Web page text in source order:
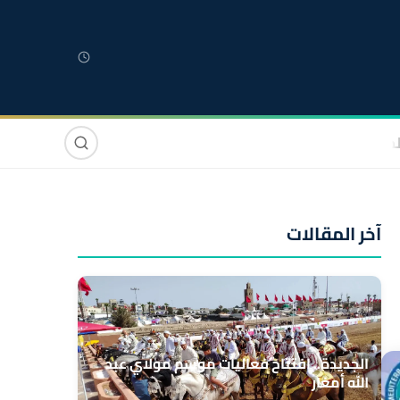
صوت وصورة
آخر المقالات
الجديدة.. افتتاح فعاليات موسم مولاي عبد
الله أمغار